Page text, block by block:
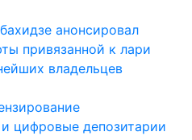
анонсировал
привязанной к лари
владельцев
цифровые депозитарии